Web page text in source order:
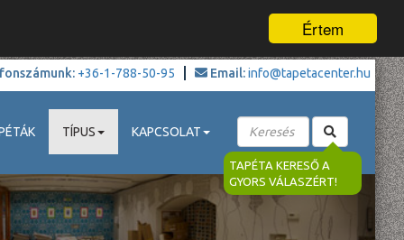
Értem
+36-1-788-50-95 Email:info@tapetacenter.hu
TÍPUS KAPCSOLAT
TAPÉTA KERESŐ A
GYORS VÁLASZÉRT!